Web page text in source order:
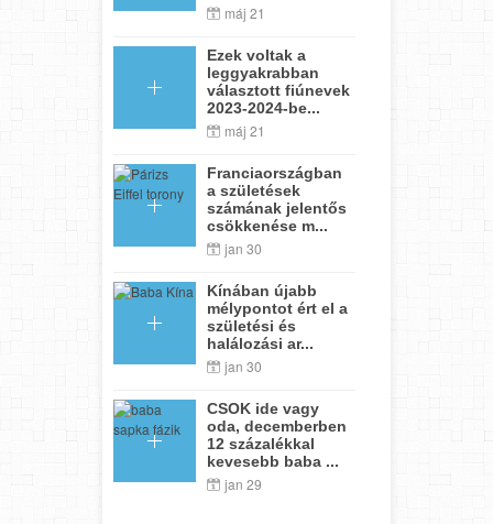
máj 21
Ezek voltak a
leggyakrabban
választott fiúnevek
2023-2024-be...
máj 21
Franciaországban
a születések
számának jelentős
csökkenése m...
jan 30
Kínában újabb
mélypontot ért el a
születési és
halálozási ar...
jan 30
CSOK ide vagy
oda, decemberben
12 százalékkal
kevesebb baba ...
jan 29